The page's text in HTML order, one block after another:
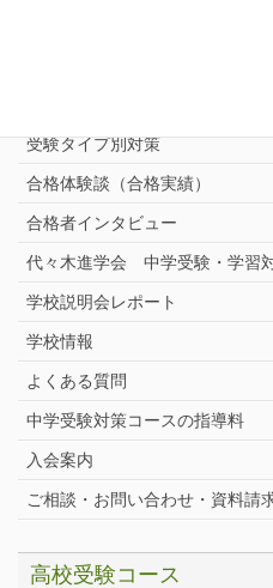
受験タイプ別対策
合格体験談（合格実績）
合格者インタビュー
代々木進学会 中学受験・学習
学校説明会レポート
学校情報
よくある質問
中学受験対策コースの指導料
入会案内
ご相談・お問い合わせ・資料請
高校受験コース